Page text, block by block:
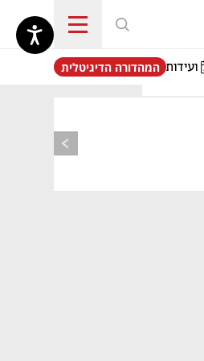
ועידות
נפתח בכרטיסייה חדשה
המהדורה הדיגיטלית